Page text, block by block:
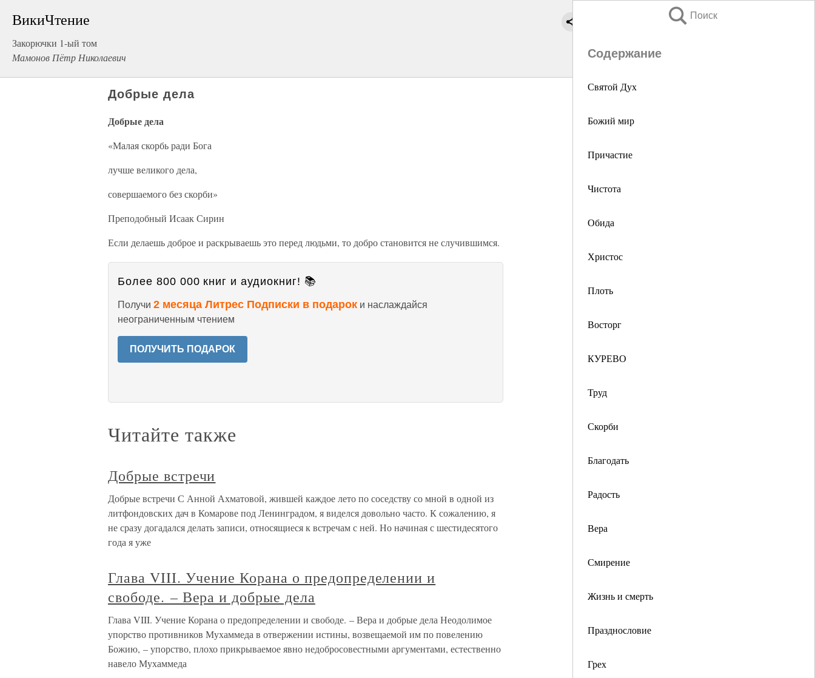
ВикиЧтение
Закорючки 1-ый том
Мамонов Пётр Николаевич
Поиск
Содержание
Святой Дух
Божий мир
Причастие
Чистота
Обида
Христос
Плоть
Восторг
КУРЕВО
Труд
Скорби
Благодать
Радость
Вера
Смирение
Жизнь и смерть
Празднословие
Грех
Добрые дела
Добрые дела
«Малая скорбь ради Бога
лучше великого дела,
совершаемого без скорби»
Преподобный Исаак Сирин
Если делаешь доброе и раскрываешь это перед людьми, то добро становится не случившимся.
Более 800 000 книг и аудиокниг! 📚
Получи 2 месяца Литрес Подписки в подарок и наслаждайся
неограниченным чтением
ПОЛУЧИТЬ ПОДАРОК
Читайте также
Добрые встречи
Добрые встречи С Анной Ахматовой, жившей каждое лето по соседству со мной в одной из
литфондовских дач в Комарове под Ленинградом, я виделся довольно часто. К сожалению, я
не сразу догадался делать записи, относящиеся к встречам с ней. Но начиная с шестидесятого
года я уже
Глава VIII. Учение Корана о предопределении и
свободе. – Вера и добрые дела
Глава VIII. Учение Корана о предопределении и свободе. – Вера и добрые дела Неодолимое
упорство противников Мухаммеда в отвержении истины, возвещаемой им по повелению
Божию, – упорство, плохо прикрываемое явно недобросовестными аргументами, естественно
навело Мухаммеда